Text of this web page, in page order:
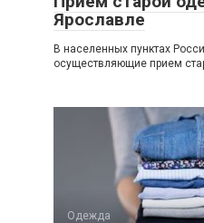
Ярославле
В населенных пунктах
осуществляющие прием
Одежда